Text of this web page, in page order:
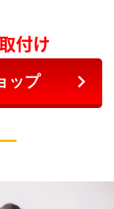
付け
ップ